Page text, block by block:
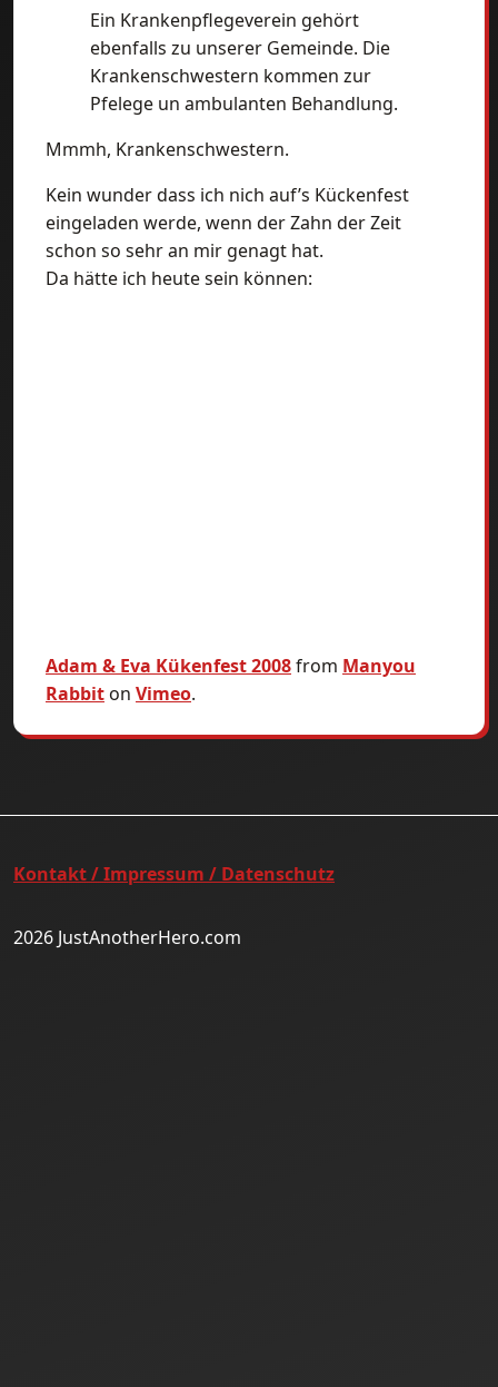
Ein Krankenpflegeverein gehört
ebenfalls zu unserer Gemeinde. Die
Krankenschwestern kommen zur
Pfelege un ambulanten Behandlung.
Mmmh, Krankenschwestern.
Kein wunder dass ich nich auf’s Kückenfest
eingeladen werde, wenn der Zahn der Zeit
schon so sehr an mir genagt hat.
Da hätte ich heute sein können:
Adam & Eva Kükenfest 2008from Manyou
Rabbiton Vimeo.
Kontakt / Impressum / Datenschutz
2026 JustAnotherHero.com